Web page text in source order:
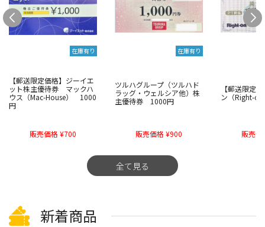
在庫有り
【郵送限定価格】ジーイエ
ット株主優待券 マックハ
ウス（Mac-House） 1000
円
販売価格 ¥700
在庫有り
ツルハグループ（ツルハド
ラッグ・ウェルシア他）株
主優待券 1000円
販売価格 ¥900
【郵送限定
ン（Right-
販売
全て見る
新着商品